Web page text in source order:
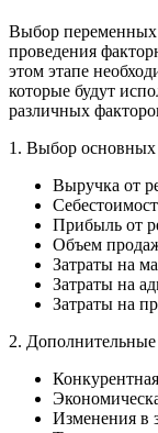
Выбор переменных
проведения
этом этапе
которые будут
различных
1. Выбор
Выручка от
Прибыль от
Объем
Затраты на
Затраты на
Затраты на
2.
Изменения в